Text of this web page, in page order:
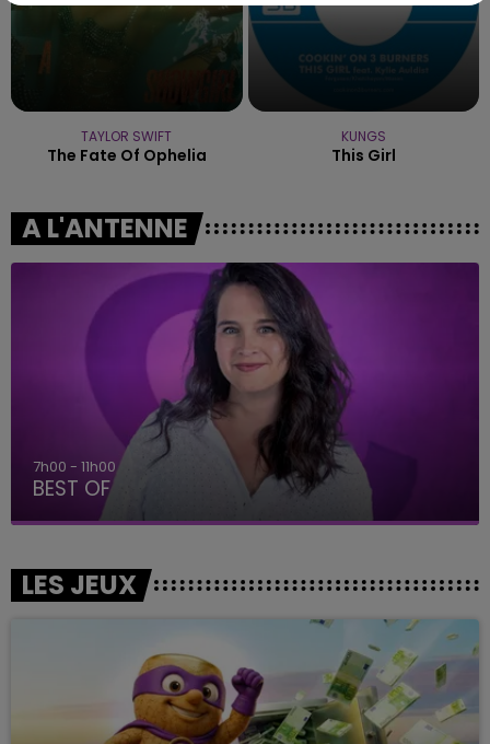
TAYLOR SWIFT
The Fate Of Ophelia
KUNGS
This Girl
A L'ANTENNE
7h00 - 11h00
BEST OF
LES JEUX